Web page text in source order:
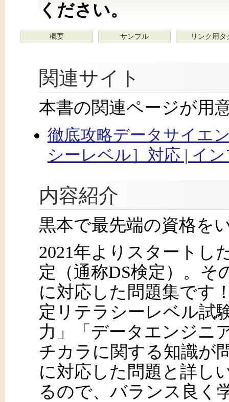
ください。
概要 サンプル リンク用タ
関連サイト
本書の関連ページが用
徹底攻略データサイエ
シーレベル］対応 | イ
内容紹介
黒本で最先端の資格を
2021年よりスタートし
定（通称DS検定）。
に対応した問題集です
定リテラシーレベル試
力」「データエンジニ
チカラに関する知識が
に対応した問題と詳し
るので、バランス良く